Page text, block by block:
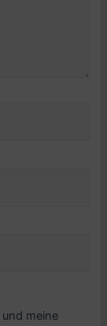
meine